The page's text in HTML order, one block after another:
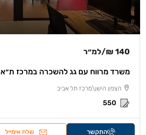
140 ₪ /למ״ר
משרד מרווח עם גג להשכרה במרכז ת״א
הצפון הישן\מרכז תל אביב
550
התקשר שלח אימייל